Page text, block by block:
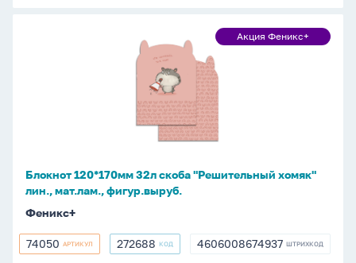
фигур.выруб.
Акция
Акция Феникс+
Блокнот 120*170мм 32л скоба "Решительный хомяк"
лин., мат.лам., фигур.выруб.
Феникс+
74050
74050 АРТИКУЛ 272688
272688 КОД 4606008674937
4606008674937 ШТРИХКОД